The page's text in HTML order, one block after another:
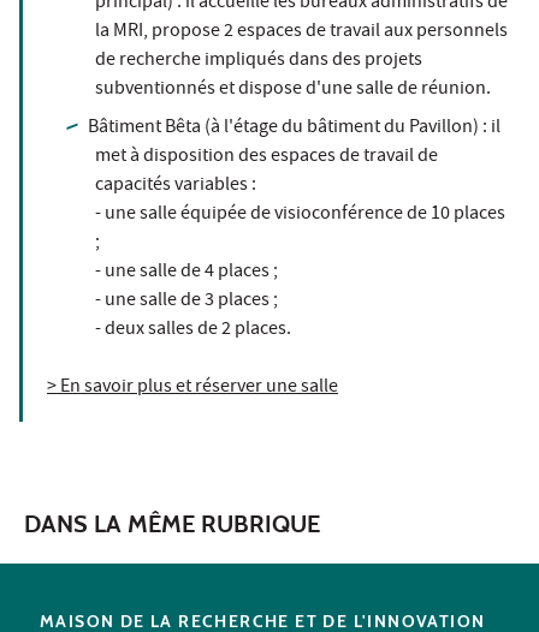
la MRI, propose 2 espaces de travail aux personnels
de recherche impliqués dans des projets
subventionnés et dispose d'une salle de réunion.
Bâtiment Bêta (à l'étage du bâtiment du Pavillon) : il
met à disposition des espaces de travail de
capacités variables :
- une salle équipée de visioconférence de 10 places
;
- une salle de 4 places ;
- une salle de 3 places ;
- deux salles de 2 places.
> En savoir plus et réserver une salle
DANS LA MÊME RUBRIQUE
MAISON DE LA RECHERCHE ET DE L'INNOVATION